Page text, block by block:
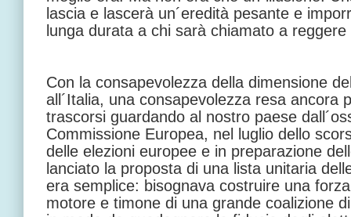
lascia e lascerà un´eredità pesante e
lunga durata a chi sarà chiamato a reggere
Con la consapevolezza della dimensione
all´Italia, una consapevolezza resa ancora
trascorsi guardando al nostro paese
Commissione Europea, nel luglio dello
delle elezioni europee e in preparazione
lanciato la proposta di una lista unitaria
era semplice: bisognava costruire una
motore e timone di una grande coalizione